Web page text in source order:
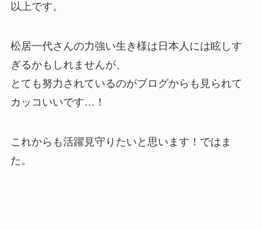
以上です。
松居一代さんの力強い生き様は日本人には眩しす
ぎるかもしれませんが、
とても努力されているのがブログからも見られて
カッコいいです…！
これからも活躍見守りたいと思います！ではま
た。